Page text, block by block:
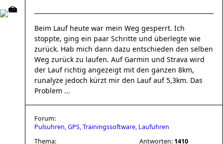
Beim Lauf heute war mein Weg gesperrt. Ich
stoppte, ging ein paar Schritte und überlegte wie
zurück. Hab mich dann dazu entschieden den selben
Weg zurück zu laufen. Auf Garmin und Strava wird
der Lauf richtig angezeigt mit den ganzen 8km,
runalyze jedoch kürzt mir den Lauf auf 5,3km. Das
Problem ...
Forum:
Pulsuhren, GPS, Trainingssoftware, Laufuhren
Thema:
Antworten: 1410